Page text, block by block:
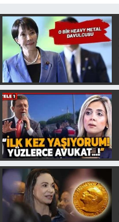
Gündem Özel
Günün görüntüsü
Haber
İlan
Kimdir
Koronavirüs
Kültür Sanat